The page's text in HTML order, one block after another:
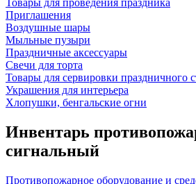
Товары для проведения праздника
Приглашения
Воздушные шары
Мыльные пузыри
Праздничные аксессуары
Свечи для торта
Товары для сервировки праздничного
Украшения для интерьера
Хлопушки, бенгальские огни
Инвентарь
сигнальный
Противопожарное оборудование и